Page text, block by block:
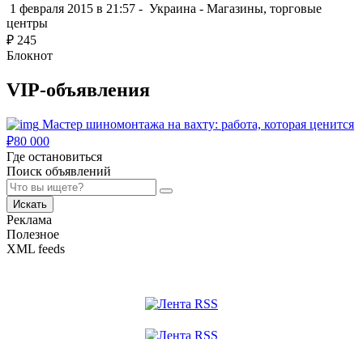
1 февраля 2015 в 21:57 - Украина - Магазины, торговые
центры
₽ 245
Блокнот
VIP-объявления
Мастер шиномонтажа на вахту: работа, которая ценится
₽80 000
Где остановиться
Поиск объявлений
Искать
Реклама
Полезное
XML feeds